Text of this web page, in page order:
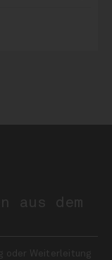
aus dem
oder Weiterleitung